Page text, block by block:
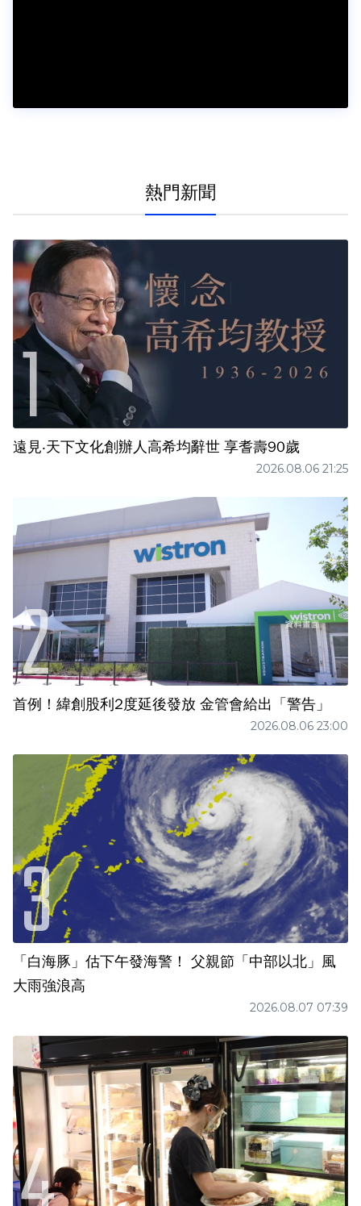
熱門新聞
遠見‧天下文化創辦人高希均辭世 享耆壽90歲
2026.08.06 21:25
首例！緯創股利2度延後發放 金管會給出「警告」
2026.08.06 23:00
「白海豚」估下午發海警！ 父親節「中部以北」風
大雨強浪高
2026.08.07 07:39